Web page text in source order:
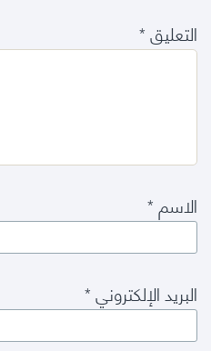
التعليق*
الاسم*
البريد الإلكتروني*